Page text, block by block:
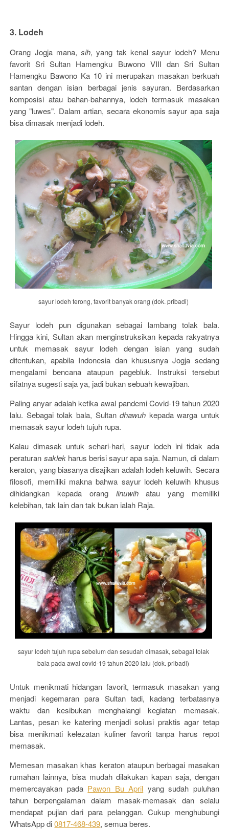
3. Lodeh
Orang Jogja mana,sih, yang tak kenal sayur lodeh? Menu
favorit Sri Sultan Hamengku Buwono VIII dan Sri Sultan
Hamengku Bawono Ka 10 ini merupakan masakan berkuah
santan dengan isian berbagai jenis sayuran. Berdasarkan
komposisi atau bahan-bahannya, lodeh termasuk masakan
yang "luwes". Dalam artian, secara ekonomis sayur apa saja
bisa dimasak menjadi lodeh.
sayur lodeh terong, favorit banyak orang (dok. pribadi)
Sayur lodeh pun digunakan sebagai lambang tolak bala.
Hingga kini, Sultan akan menginstruksikan kepada rakyatnya
untuk memasak sayur lodeh dengan isian yang sudah
ditentukan, apabila Indonesia dan khususnya Jogja sedang
mengalami bencana ataupun pagebluk. Instruksi tersebut
sifatnya sugesti saja ya, jadi bukan sebuah kewajiban.
Paling anyar adalah ketika awal pandemi Covid-19 tahun 2020
lalu. Sebagai tolak bala, Sultandhawuh kepada warga untuk
memasak sayur lodeh tujuh rupa.
Kalau dimasak untuk sehari-hari, sayur lodeh ini tidak ada
peraturan saklekharus berisi sayur apa saja. Namun, di dalam
keraton, yang biasanya disajikan adalah lodeh keluwih. Secara
filosofi, memiliki makna bahwa sayur lodeh keluwih khusus
dihidangkan kepada orang linuwihatau yang memiliki
kelebihan, tak lain dan tak bukan ialah Raja.
sayur lodeh tujuh rupa sebelum dan sesudah dimasak, sebagai tolak
bala pada awal covid-19 tahun 2020 lalu (dok. pribadi)
Untuk menikmati hidangan favorit, termasuk masakan yang
menjadi kegemaran para Sultan tadi, kadang terbatasnya
waktu dan kesibukan menghalangi kegiatan memasak.
Lantas, pesan ke katering menjadi solusi praktis agar tetap
bisa menikmati kelezatan kuliner favorit tanpa harus repot
memasak.
Memesan masakan khas keraton ataupun berbagai masakan
rumahan lainnya, bisa mudah dilakukan kapan saja, dengan
memercayakan pada Pawon Bu April yang sudah puluhan
tahun berpengalaman dalam masak-memasak dan selalu
mendapat pujian dari para pelanggan. Cukup menghubungi
WhatsApp di0817-468-439, semua beres.